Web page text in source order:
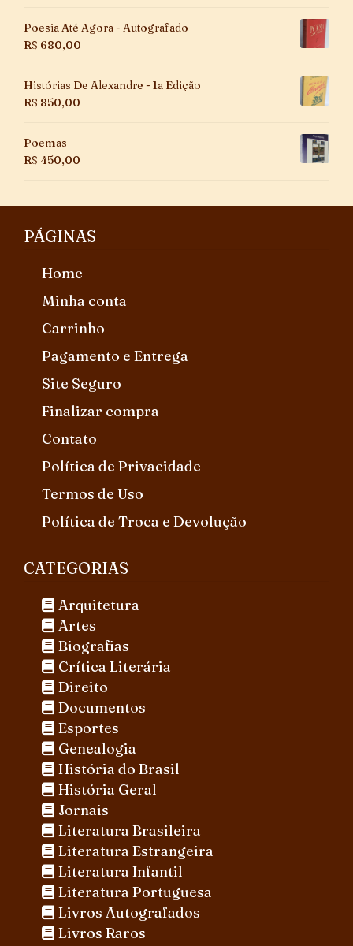
Poesia Até Agora - Autografado
R$ 680,00
Histórias De Alexandre - 1a Edição
R$ 850,00
Poemas
R$ 450,00
PÁGINAS
Home
Minha conta
Carrinho
Pagamento e Entrega
Site Seguro
Finalizar compra
Contato
Política de Privacidade
Termos de Uso
Política de Troca e Devolução
CATEGORIAS
Arquitetura
Artes
Biografias
Crítica Literária
Direito
Documentos
Esportes
Genealogia
História do Brasil
História Geral
Jornais
Literatura Brasileira
Literatura Estrangeira
Literatura Infantil
Literatura Portuguesa
Livros Autografados
Livros Raros